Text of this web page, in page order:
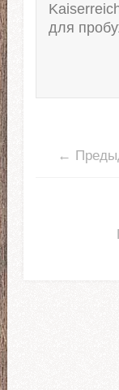
для
←